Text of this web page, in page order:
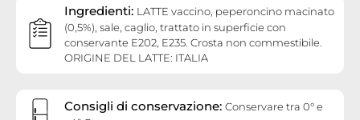
Ingredienti: LATTE vaccino, peperoncino macinato
(0,5%), sale, caglio, trattato in superficie con
conservante E202, E235. Crosta non commestibile.
ORIGINE DEL LATTE: ITALIA
Consigli di conservazione: Conservare tra 0° e